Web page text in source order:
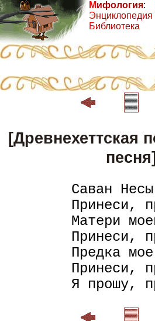
Мифология:
Энциклопедия
Библиотека
[Древнехеттская
песня]
Саван
Принеси,
Матери
Принеси,
Предка
Принеси,